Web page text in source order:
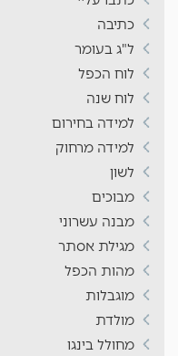
כתיבה
ל"ג בעומר
לוח הכפל
לוח שנה
למידה בחירום
למידה מרחוק
לשון
מבוכים
מבנה עשרוני
מגילת אסתר
מהות הכפל
מוגבלות
מולדת
מחולל בינגו